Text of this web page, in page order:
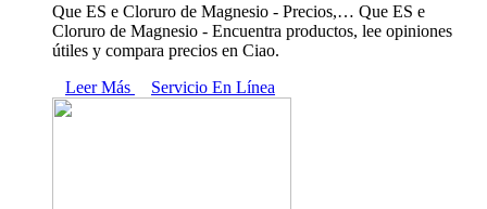
Que ES e Cloruro de Magnesio - Precios,… Que ES e
Cloruro de Magnesio - Encuentra productos, lee opiniones
útiles y compara precios en Ciao.
Leer Más
Servicio En Línea